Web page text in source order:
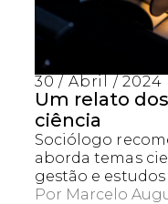
30 / Abril / 2024
Um relato
ciência
Sociólogo
aborda temas
gestão e
Por Marcelo